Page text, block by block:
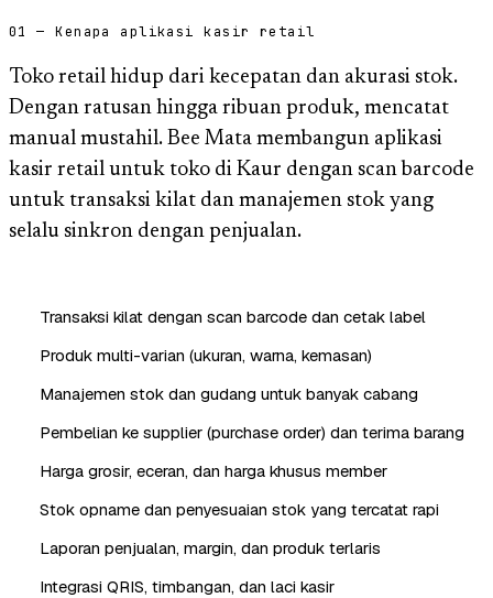
01 — Kenapa aplikasi kasir retail
Toko retail hidup dari kecepatan dan akurasi stok.
Dengan ratusan hingga ribuan produk, mencatat
manual mustahil. Bee Mata membangun aplikasi
kasir retail untuk toko di Kaur dengan scan barcode
untuk transaksi kilat dan manajemen stok yang
selalu sinkron dengan penjualan.
Transaksi kilat dengan scan barcode dan cetak label
Produk multi-varian (ukuran, warna, kemasan)
Manajemen stok dan gudang untuk banyak cabang
Pembelian ke supplier (purchase order) dan terima barang
Harga grosir, eceran, dan harga khusus member
Stok opname dan penyesuaian stok yang tercatat rapi
Laporan penjualan, margin, dan produk terlaris
Integrasi QRIS, timbangan, dan laci kasir